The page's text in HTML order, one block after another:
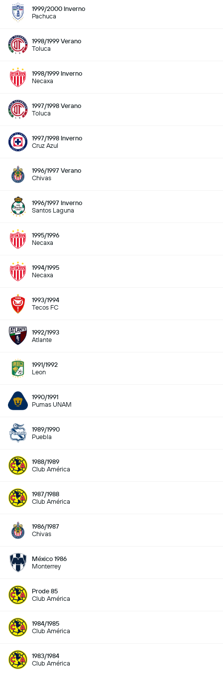
1999/2000 Inverno
Pachuca
1998/1999 Verano
Toluca
1998/1999 Inverno
Necaxa
1997/1998 Verano
Toluca
1997/1998 Inverno
Cruz Azul
1996/1997 Verano
Chivas
1996/1997 Inverno
Santos Laguna
1995/1996
Necaxa
1994/1995
Necaxa
1993/1994
Tecos FC
1992/1993
Atlante
1991/1992
Leon
1990/1991
Pumas UNAM
1989/1990
Puebla
1988/1989
Club América
1987/1988
Club América
1986/1987
Chivas
México 1986
Monterrey
Prode 85
Club América
1984/1985
Club América
1983/1984
Club América